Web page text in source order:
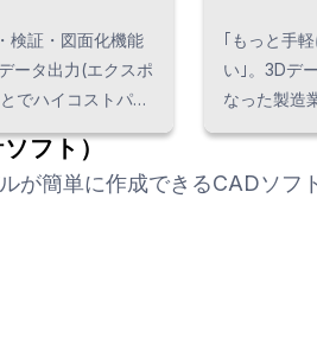
検証・図面化機能
ータ出力(エクスポ
でハイコストパフ
。CATIA V5、
ターフェースを
ハイスペック
ての完成形がつい
｢もっと手
い｣。3Dデ
なった製造
つあるニー
発しました
フト）
が簡単に作成できるCADソ